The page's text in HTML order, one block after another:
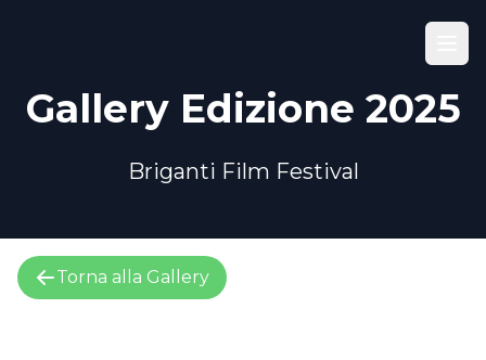
Gallery Edizione 2025
Briganti Film Festival
Torna alla Gallery